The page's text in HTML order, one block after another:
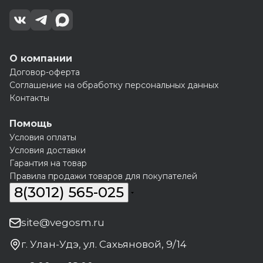
О компании
Договор-оферта
Соглашение на обработку персональных данных
Контакты
Помощь
Условия оплаты
Условия доставки
Гарантия на товар
Правила продажи товаров для покупателей
8(3012) 565-025
site@vegosm.ru
г. Улан-Удэ, ул. Сахьяновой, 9/14